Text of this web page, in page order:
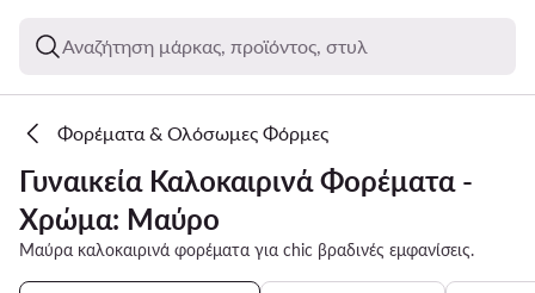
Αναζήτηση μάρκας, προϊόντος, στυλ
Φορέματα & Ολόσωμες Φόρμες
Γυναικεία Καλοκαιρινά Φορέματα -
Χρώμα: Μαύρο
Μαύρα καλοκαιρινά φορέματα για chic βραδινές εμφανίσεις.